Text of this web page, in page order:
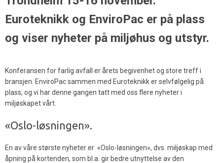
Euroteknikk og EnviroPac er på plass
og viser nyheter på miljøhus og utstyr.
Konferansen for farlig avfall er årets begivenhet og store treff i
bransjen. EnviroPac sammen med Euroteknikk er selvfølgelig på
plass, og vi har denne gangen tatt med oss flere nyheter i
miljøskapet vårt.
«Oslo-løsningen».
En av våre største nyheter er «Oslo-løsningen», dvs. miljøskap med
åpning på kortenden, som bl.a. gir bedre utnyttelse av den